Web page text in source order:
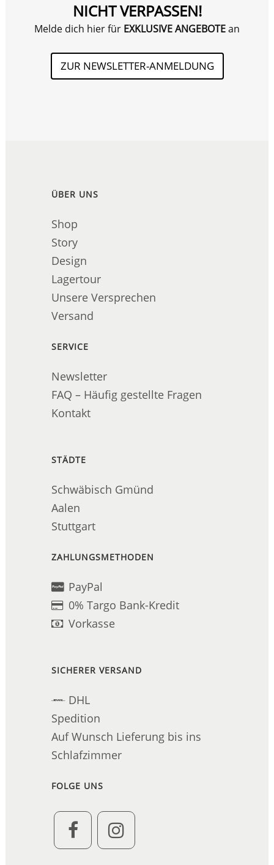
NICHT VERPASSEN!
Melde dich hier für EXKLUSIVE ANGEBOTEan
ZUR NEWSLETTER-ANMELDUNG
ÜBER UNS
Shop
Story
Design
Lagertour
Unsere Versprechen
Versand
SERVICE
Newsletter
FAQ – Häufig gestellte Fragen
Kontakt
STÄDTE
Schwäbisch Gmünd
Aalen
Stuttgart
ZAHLUNGSMETHODEN
PayPal
0% Targo Bank-Kredit
Vorkasse
SICHERER VERSAND
DHL
Spedition
Auf Wunsch Lieferung bis ins
Schlafzimmer
FOLGE UNS